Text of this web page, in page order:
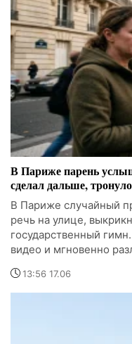
В Париже парень
сделал дальше,
В Париже случайный
речь на улице,
государственный
видео и мгновенно
13:56 17.06